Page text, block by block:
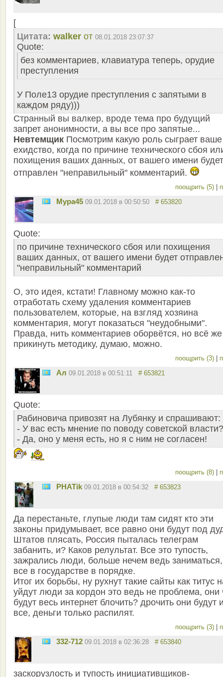
[
Цитата: walker от 08.01.2018 23:07:37
Quote:
без комментариев, клавиатура теперь, орудие
преступления
У Поле13 орудие преступления с запятыми в
каждом ряду)))
Странный вы валкер, вроде тема про будущий
запрет анонимности, а вы все про запятые...
Невтемщик Посмотрим какую роль сыграет ваше
ехидство, когда по причине технического сбоя
похищения ваших данных, от вашего имени будет
отправлен "неправильный" комментарий.
поощрить (5)
Мура45 09.01.2018 в 00:50:50 # 653820
Quote:
по причине технического сбоя или похищения
ваших данных, от вашего имени будет
"неправильный" комментарий
О, это идея, кстати! Главному можно как-то
отработать схему удаления комментариев
пользователем, которые, на взгляд хозяина
комментария, могут показаться "неудобными".
Правда, нить комментариев оборвётся, но всё же
прикинуть методику, думаю, можно.
поощрить (3)
Ал 09.01.2018 в 00:51:11 # 653821
Quote:
Рабиновича привозят на Лубянку и спрашивают:
- У вас есть мнение по поводу советской власти?
- Да, оно у меня есть, но я с ним не согласен!
поощрить (8)
PHATik 09.01.2018 в 00:54:32 # 653823
Да перестаньте, глупые люди там сидят кто эти
законы придумывает, все равно они будут под
Штатов плясать, Россия пыталась телеграм
забанить, и? Каков релультат. Все это тупость,
зажрались люди, больше нечем ведь заниматься,
все в государстве в порядке.
Итог их борьбы, ну рухнут такие сайты как титус
уйдут люди за кордон это ведь не проблема, они
будут весь интернет блочить? дрочить они будут
все, деньги только распилят.
поощрить (3)
332-712 09.01.2018 в 02:36:28 # 653840
заскорузлость и тупость инициативщиков-